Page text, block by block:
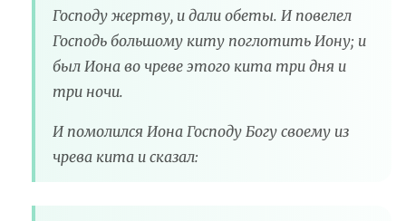
Господу жертву, и дали обеты. И повелел
Господь большому киту поглотить Иону; и
был Иона во чреве этого кита три дня и
три ночи.
И помолился Иона Господу Богу своему из
чрева кита и сказал: